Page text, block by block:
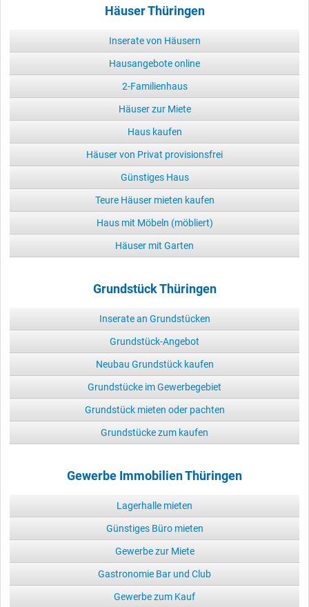
Häuser Thüringen
Inserate von Häusern
Hausangebote online
2-Familienhaus
Häuser zur Miete
Haus kaufen
Häuser von Privat provisionsfrei
Günstiges Haus
Teure Häuser mieten kaufen
Haus mit Möbeln (möbliert)
Häuser mit Garten
Grundstück Thüringen
Inserate an Grundstücken
Grundstück-Angebot
Neubau Grundstück kaufen
Grundstücke im Gewerbegebiet
Grundstück mieten oder pachten
Grundstücke zum kaufen
Gewerbe Immobilien Thüringen
Lagerhalle mieten
Günstiges Büro mieten
Gewerbe zur Miete
Gastronomie Bar und Club
Gewerbe zum Kauf